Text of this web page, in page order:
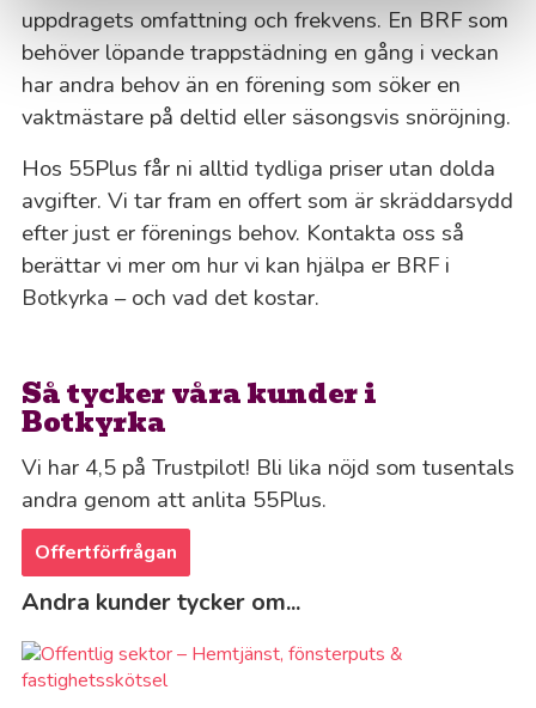
uppdragets omfattning och frekvens. En BRF som
behöver löpande trappstädning en gång i veckan
har andra behov än en förening som söker en
vaktmästare på deltid eller säsongsvis snöröjning.
Hos 55Plus får ni alltid tydliga priser utan dolda
avgifter. Vi tar fram en offert som är skräddarsydd
efter just er förenings behov. Kontakta oss så
berättar vi mer om hur vi kan hjälpa er BRF i
Botkyrka – och vad det kostar.
Så tycker våra kunder i
Botkyrka
Vi har 4,5 på Trustpilot! Bli lika nöjd som tusentals
andra genom att anlita 55Plus.
Offertförfrågan
Andra kunder tycker om...